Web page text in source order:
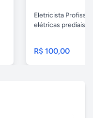
Eletricista
elétricas prediais e
R$ 100,00